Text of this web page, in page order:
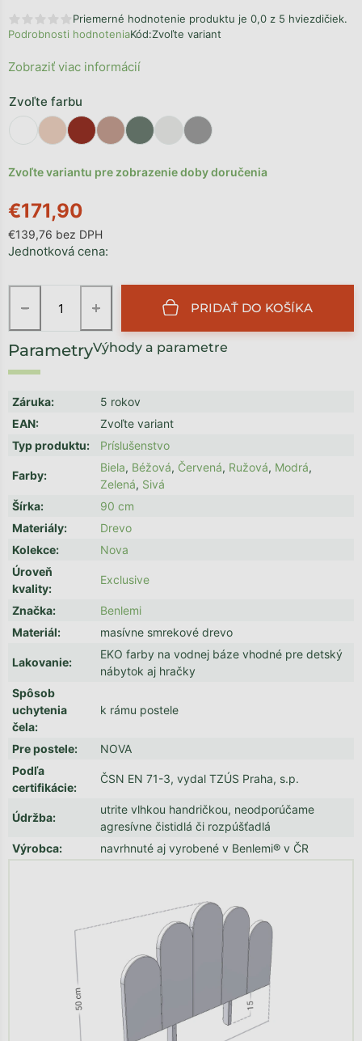
Priemerné hodnotenie produktu je 0,0 z 5 hviezdičiek.
Podrobnosti hodnoteniaKód:Zvoľte variant
€171,90
€139,76 bez DPH
Jednotková cena:
Zvoľte variantu pre zobrazenie doby doručenia
Zvoľte farbu
+
− PRIDAŤ DO KOŠÍKA
Výhody a parametre
Záruka:
5 rokov
EAN:
Zvoľte variant
Typ produktu: Príslušenstvo
Farby:
Biela, Béžová, Červená, Ružová, Modrá,
Zelená, Sivá
Šírka:
90 cm
Materiály:
Drevo
Kolekce:
Nova
Úroveň
kvality:
Exclusive
Značka:
Benlemi
Materiál: masívne smrekové drevo
Lakovanie:
EKO farby na vodnej báze vhodné pre detský
nábytok aj hračky
Spôsob
uchytenia
čela:
k rámu postele
Pre postele:
NOVA
Podľa
certifikácie:
ČSN EN 71-3, vydal TZÚS Praha, s.p.
Údržba:
utrite vlhkou handričkou, neodporúčame
agresívne čistidlá či rozpúšťadlá
Výrobca: navrhnuté aj vyrobené v Benlemi® v ČR
Zobraziť viac informácií